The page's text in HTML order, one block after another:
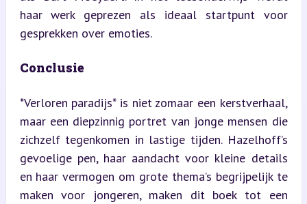
haar werk geprezen als ideaal startpunt voor
gesprekken over emoties.
Conclusie
*Verloren paradijs* is niet zomaar een kerstverhaal,
maar een diepzinnig portret van jonge mensen die
zichzelf tegenkomen in lastige tijden. Hazelhoff’s
gevoelige pen, haar aandacht voor kleine details
en haar vermogen om grote thema’s begrijpelijk te
maken voor jongeren, maken dit boek tot een